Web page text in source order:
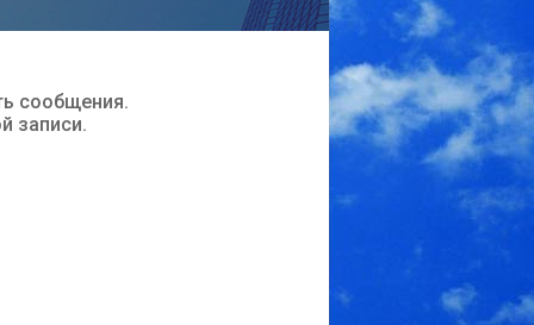
сообщения.
записи.